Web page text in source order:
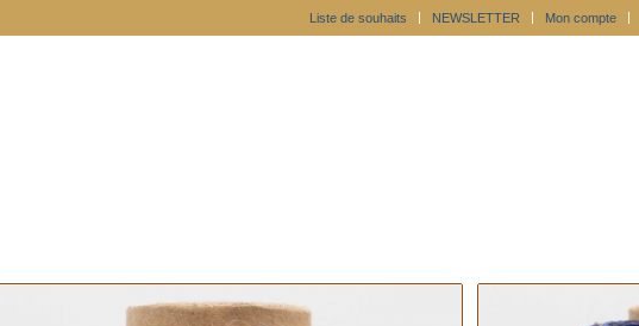
Liste de souhaits NEWSLETTER Mon compte